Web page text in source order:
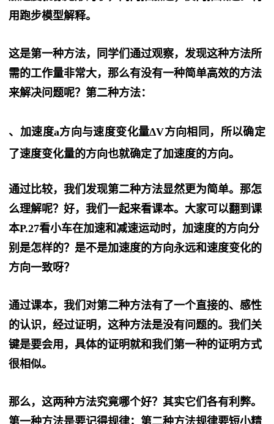
用跑步模型解释。
这是第一种方法，同学们通过观察，发现这种方法所
需的工作量非常大，那么有没有一种简单高效的方法
来解决问题呢？第二种方法：
、加速度a方向与速度变化量ΔV方向相同，所以确定
了速度变化量的方向也就确定了加速度的方向。
通过比较，我们发现第二种方法显然更为简单。那怎
么理解呢？好，我们一起来看课本。大家可以翻到课
本P.27看小车在加速和减速运动时，加速度的方向分
别是怎样的？是不是加速度的方向永远和速度变化的
方向一致呀？
通过课本，我们对第二种方法有了一个直接的、感性
的认识，经过证明，这种方法是没有问题的。我们关
键是要会用，具体的证明就和我们第一种的证明方式
很相似。
那么，这两种方法究竟哪个好？其实它们各有利弊。